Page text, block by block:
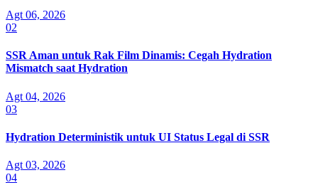
Agt 06, 2026
02
SSR Aman untuk Rak Film Dinamis: Cegah Hydration
Mismatch saat Hydration
Agt 04, 2026
03
Hydration Deterministik untuk UI Status Legal di SSR
Agt 03, 2026
04